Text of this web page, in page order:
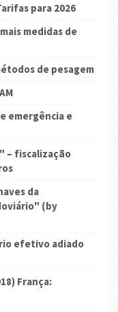
para 2026
medidas de
de pesagem
emergência e
– fiscalização
da
(by
efetivo adiado
França: